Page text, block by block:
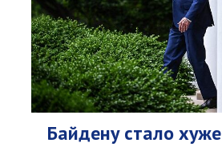
Байдену стало хуже